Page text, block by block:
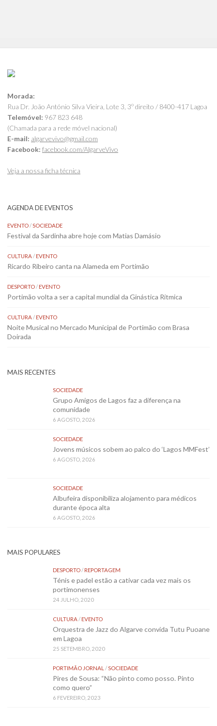
Morada:
Rua Dr. João António Silva Vieira, Lote 3, 3º direito / 8400-417 Lagoa
Telemóvel: 967 823 648
(Chamada para a rede móvel nacional)
E-mail: algarvevivo@gmail.com
Facebook: facebook.com/AlgarveVivo
Veja a nossa ficha técnica
AGENDA DE EVENTOS
EVENTO/SOCIEDADE
Festival da Sardinha abre hoje com Matias Damásio
CULTURA/EVENTO
Ricardo Ribeiro canta na Alameda em Portimão
DESPORTO/EVENTO
Portimão volta a ser a capital mundial da Ginástica Rítmica
CULTURA/EVENTO
Noite Musical no Mercado Municipal de Portimão com Brasa
Doirada
MAIS RECENTES
SOCIEDADE
Grupo Amigos de Lagos faz a diferença na
comunidade
6 AGOSTO, 2026
SOCIEDADE
Jovens músicos sobem ao palco do ‘Lagos MMFest’
6 AGOSTO, 2026
SOCIEDADE
Albufeira disponibiliza alojamento para médicos
durante época alta
6 AGOSTO, 2026
MAIS POPULARES
DESPORTO/REPORTAGEM
Ténis e padel estão a cativar cada vez mais os
portimonenses
24 JULHO, 2020
CULTURA/EVENTO
Orquestra de Jazz do Algarve convida Tutu Puoane
em Lagoa
25 SETEMBRO, 2020
PORTIMÃO JORNAL /SOCIEDADE
Pires de Sousa: “Não pinto como posso. Pinto
como quero”
6 FEVEREIRO, 2023